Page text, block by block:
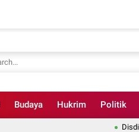
Budaya Hukrim Politik
Disdik